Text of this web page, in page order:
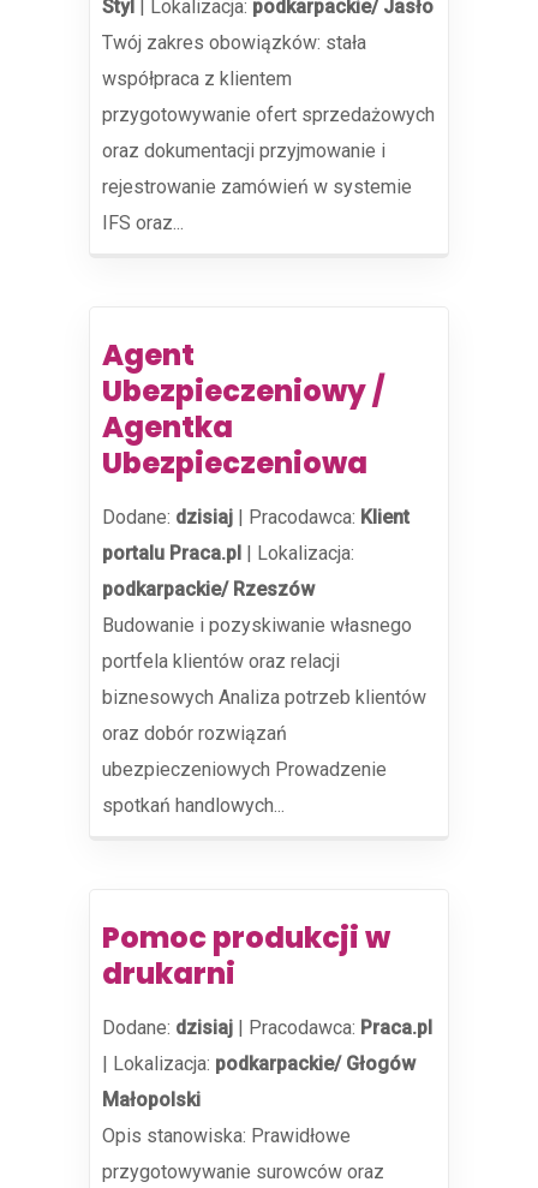
Styl Lokalizacja: podkarpackie/ Jasło
Twój zakres obowiązków: stała
współpraca z klientem
przygotowywanie ofert sprzedażowych
oraz dokumentacji przyjmowanie i
rejestrowanie zamówień w systemie
IFS oraz...
Agent
Ubezpieczeniowy /
Agentka
Ubezpieczeniowa
Dodane: dzisiaj | Pracodawca: Klient
portalu Praca.pl | Lokalizacja:
podkarpackie/ Rzeszów
Budowanie i pozyskiwanie własnego
portfela klientów oraz relacji
biznesowych Analiza potrzeb klientów
oraz dobór rozwiązań
ubezpieczeniowych Prowadzenie
spotkań handlowych...
Pomoc produkcji w
drukarni
Dodane: dzisiaj | Pracodawca: Praca.pl
| Lokalizacja: podkarpackie/ Głogów
Małopolski
Opis stanowiska: Prawidłowe
przygotowywanie surowców oraz